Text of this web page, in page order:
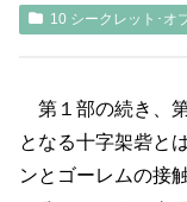
10 シークレット･オ
第１部の続き、
となる十字架砦と
ンとゴーレムの接